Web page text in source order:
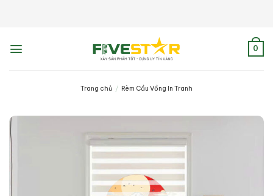
0
Trang chủ / Rèm Cầu Vồng In Tranh